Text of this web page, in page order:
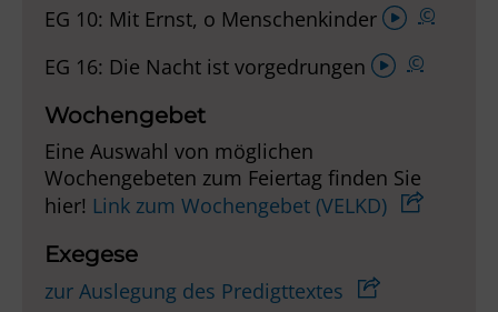
EG 10: Mit Ernst, o Menschenkinder Audio-
©
EG 16: Die Nacht ist vorgedrungen Audio-
©
Wochengebet
Eine Auswahl von möglichen
Wochengebeten zum Feiertag finden Sie
hier! Link zum Wochengebet (VELKD)
Exegese
zur Auslegung des Predigttextes